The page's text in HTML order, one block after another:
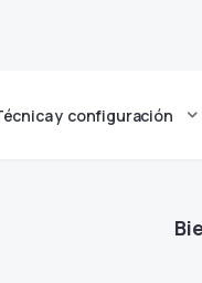
y configuración